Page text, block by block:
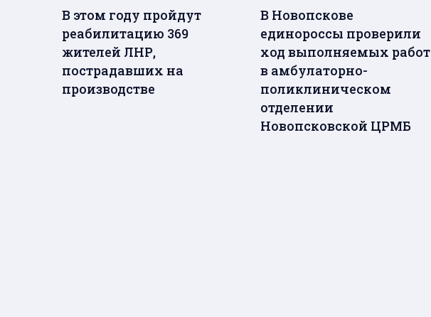
В этом году пройдут
реабилитацию 369
жителей ЛНР,
пострадавших на
производстве
В Новопскове
единороссы проверили
ход выполняемых работ
в амбулаторно-
поликлиническом
отделении
Новопсковской ЦРМБ